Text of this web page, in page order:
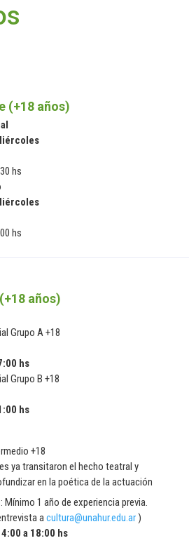
(+18 años)
hs
hs
años)
Grupo A +18
hs
Grupo B +18
hs
+18
ya transitaron el hecho teatral y
en la poética de la actuación
Mínimo 1 año de experiencia previa.
acultura@unahur.edu.ar)
a 18:00 hs